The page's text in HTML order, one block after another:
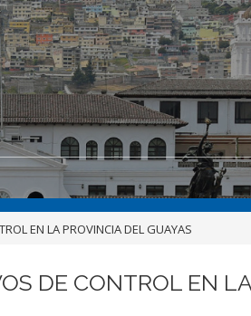
EN LA PROVINCIA DEL GUAYAS
DE CONTROL EN